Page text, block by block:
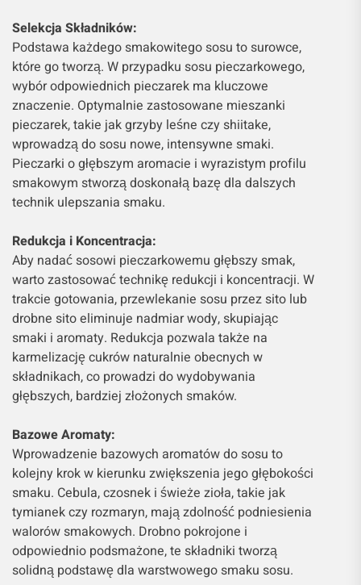
Selekcja Składników:
Podstawa każdego smakowitego sosu to surowce,
które go tworzą. W przypadku sosu pieczarkowego,
wybór odpowiednich pieczarek ma kluczowe
znaczenie. Optymalnie zastosowane mieszanki
pieczarek, takie jak grzyby leśne czy shiitake,
wprowadzą do sosu nowe, intensywne smaki.
Pieczarki o głębszym aromacie i wyrazistym profilu
smakowym stworzą doskonałą bazę dla dalszych
technik ulepszania smaku.
Redukcja i Koncentracja:
Aby nadać sosowi pieczarkowemu głębszy smak,
warto zastosować technikę redukcji i koncentracji. W
trakcie gotowania, przewlekanie sosu przez sito lub
drobne sito eliminuje nadmiar wody, skupiając
smaki i aromaty. Redukcja pozwala także na
karmelizację cukrów naturalnie obecnych w
składnikach, co prowadzi do wydobywania
głębszych, bardziej złożonych smaków.
Bazowe Aromaty:
Wprowadzenie bazowych aromatów do sosu to
kolejny krok w kierunku zwiększenia jego głębokości
smaku. Cebula, czosnek i świeże zioła, takie jak
tymianek czy rozmaryn, mają zdolność podniesienia
walorów smakowych. Drobno pokrojone i
odpowiednio podsmażone, te składniki tworzą
solidną podstawę dla warstwowego smaku sosu.